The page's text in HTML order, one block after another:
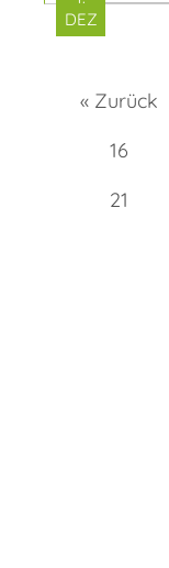
DEZ
« Zurück
16
21